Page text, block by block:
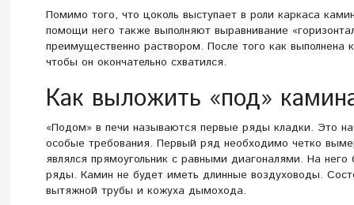
Помимо того, что цоколь выступает в роли каркаса
помощи него также выполняют выравнивание
преимущественно раствором. После того как
чтобы он окончательно схватился.
Как выложить «под»
«Подом» в печи называются первые ряды кладки. Это
особые требования. Первый ряд необходимо четко
являлся прямоугольник с равными диагоналями. На
ряды. Камин не будет иметь длинные воздуховоды.
вытяжной трубы и кожуха дымохода.